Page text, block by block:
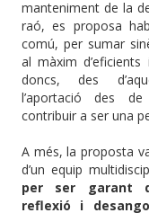
manteniment de la
raó, es proposa
comú, per sumar
al màxim d’eficients
doncs, des
l’aportació des
contribuir a ser una
A més, la proposta
d’un equip
per ser garant
reflexió i